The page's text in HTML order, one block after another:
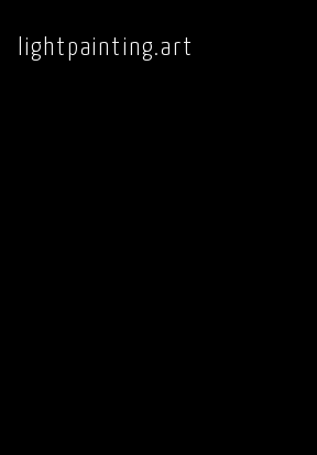
lightpainting.art